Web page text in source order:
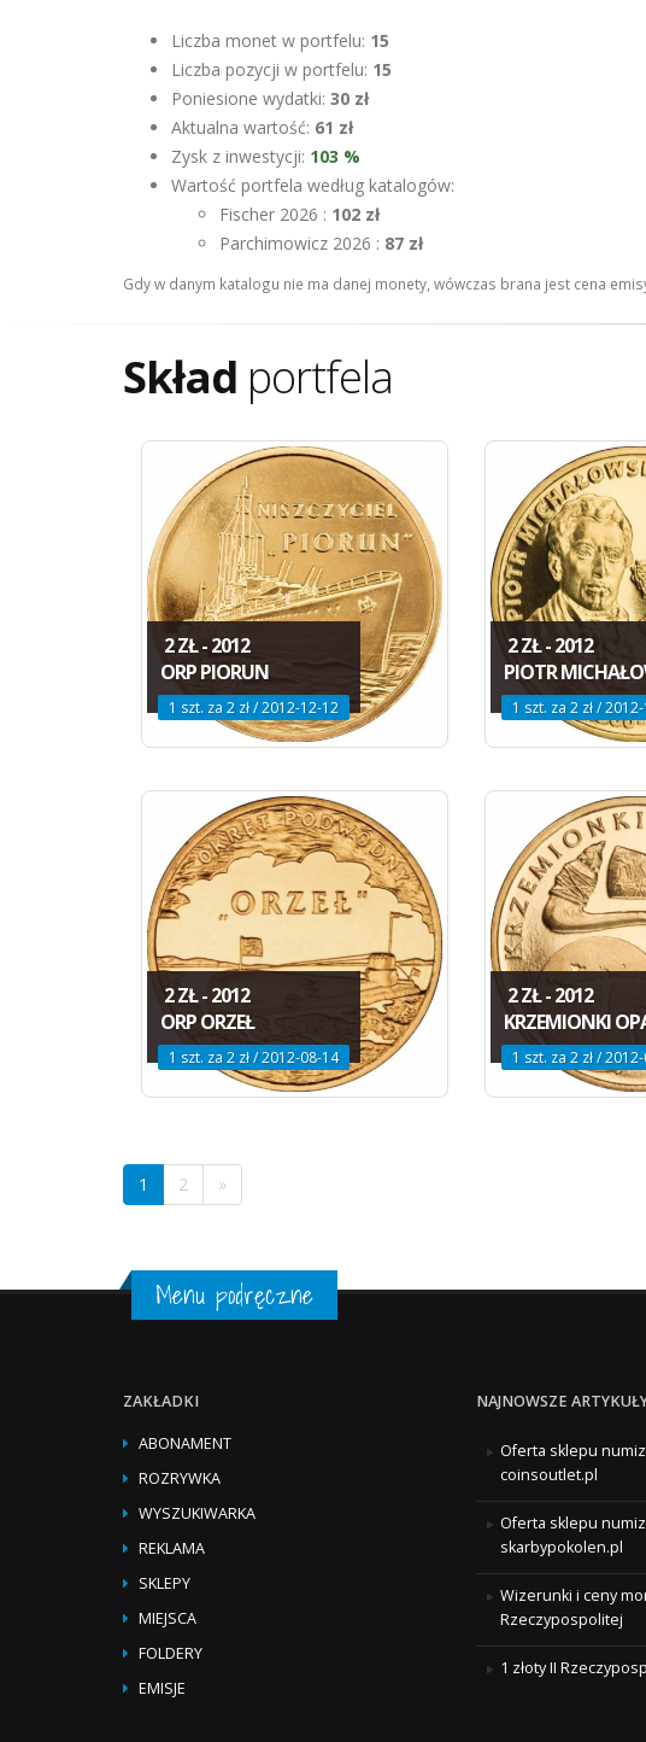
Liczba monet w portfelu: 15
Liczba pozycji w portfelu: 15
Poniesione wydatki: 30 zł
Aktualna wartość: 61 zł
Zysk z inwestycji: 103 %
Wartość portfela według katalogów:
Fischer 2026 : 102 zł
Parchimowicz 2026 : 87 zł
Gdy w danym katalogu nie ma danej monety, wówczas brana jest cena
Skład portfela
2 ZŁ - 2012
ORP PIORUN
1 szt. za 2 zł / 2012-12-12
2 ZŁ - 2012
PIOTR
1 szt. za 2 zł /
2 ZŁ - 2012
ORP ORZEŁ
1 szt. za 2 zł / 2012-08-14
2 ZŁ - 2012
KRZEMIONKI
1 szt. za 2 zł /
1 2 »
Menu podręczne
ZAKŁADKI
ABONAMENT
ROZRYWKA
WYSZUKIWARKA
REKLAMA
SKLEPY
MIEJSCA
FOLDERY
EMISJE
NAJNOWSZE
Oferta sklepu
coinsoutlet.pl
Oferta sklepu
skarbypokolen.pl
Wizerunki i ceny
Rzeczypospolitej
1 złoty II